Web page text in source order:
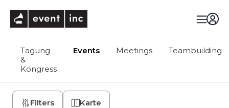
Tagung
&
Kongress
Events Meetings Teambuilding
Filters Karte